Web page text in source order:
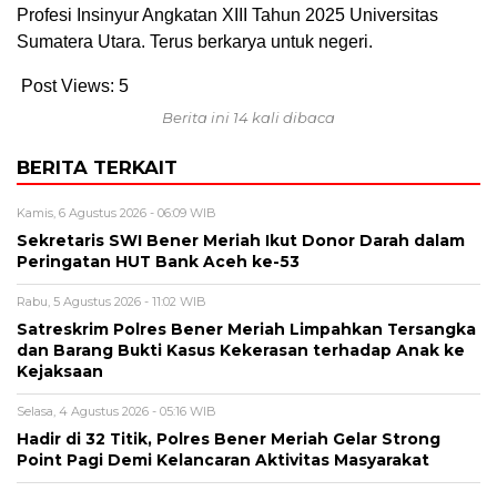
Profesi Insinyur Angkatan XIII Tahun 2025 Universitas
Sumatera Utara. Terus berkarya untuk negeri.
Post Views: 5
Berita ini 14 kali dibaca
BERITA TERKAIT
Kamis, 6 Agustus 2026 - 06:09 WIB
Sekretaris SWI Bener Meriah Ikut Donor Darah dalam
Peringatan HUT Bank Aceh ke-53
Rabu, 5 Agustus 2026 - 11:02 WIB
Satreskrim Polres Bener Meriah Limpahkan Tersangka
dan Barang Bukti Kasus Kekerasan terhadap Anak ke
Kejaksaan
Selasa, 4 Agustus 2026 - 05:16 WIB
Hadir di 32 Titik, Polres Bener Meriah Gelar Strong
Point Pagi Demi Kelancaran Aktivitas Masyarakat